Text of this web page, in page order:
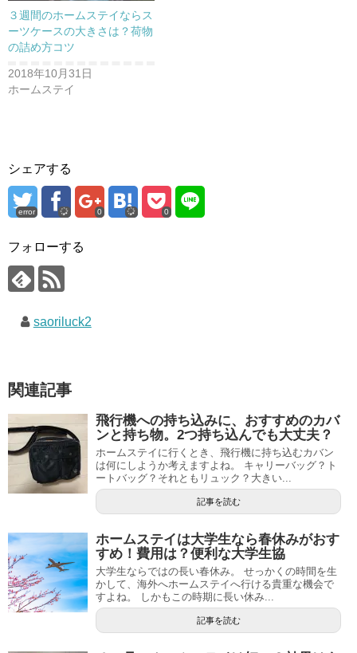
３週間のホームステイならス
ーツケースの大きさは？荷物
の詰め方コツ
2018年10月31日
ホームステイ
シェアする
error 0 0
フォローする
saoriluck2
関連記事
飛行機への持ち込みに、おすすめのカバ
ンと持ち物。2つ持ち込んでも大丈夫？
ホームステイに行くとき、飛行機に持ち込むカバン
は何にしようか考えますよね。 キャリーバッグ？ト
ートバッグ？それともリュック？大きい...
記事を読む
ホームステイは大学生なら春休みがおす
すめ！費用は？便利な大学生協
大学生ならではの長い春休み。 せっかくの時間を生
かして、海外へホームステイへ行ける貴重な機会で
すよね。 しかもこの時期に長い休み...
記事を読む